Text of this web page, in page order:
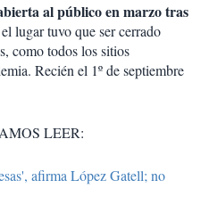
al público en marzo tras
lugar tuvo que ser cerrado
como todos los sitios
Recién el 1º de septiembre
LEER:
afirma López Gatell; no